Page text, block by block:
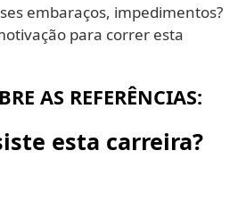
embaraços, impedimentos?
para correr esta
AS REFERÊNCIAS:
esta carreira?